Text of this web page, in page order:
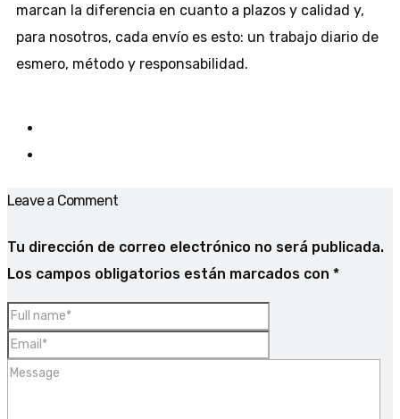
marcan la diferencia en cuanto a plazos y calidad y,
para nosotros, cada envío es esto: un trabajo diario de
esmero, método y responsabilidad.
Leave a Comment
Tu dirección de correo electrónico no será publicada.
Los campos obligatorios están marcados con *